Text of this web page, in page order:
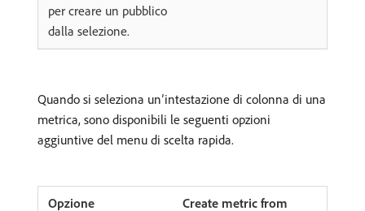
per creare un pubblico
dalla selezione.
Quando si seleziona un’intestazione di colonna di una
metrica, sono disponibili le seguenti opzioni
aggiuntive del menu di scelta rapida.
Create metric from